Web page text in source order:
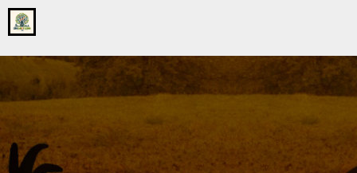
Go
to
home
onsgrotegezin.nl